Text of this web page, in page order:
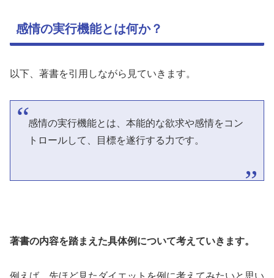
感情の実行機能とは何か？
以下、著書を引用しながら見ていきます。
感情の実行機能とは、本能的な欲求や感情をコン
トロールして、目標を遂行する力です。
著書の内容を踏まえた具体例について考えていきます。